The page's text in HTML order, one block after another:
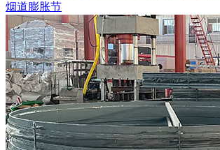
烟道膨胀节